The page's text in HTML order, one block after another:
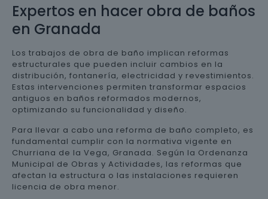
Expertos en hacer obra de baños
en Granada
Los trabajos de obra de baño implican reformas
estructurales que pueden incluir cambios en la
distribución, fontanería, electricidad y revestimientos.
Estas intervenciones permiten transformar espacios
antiguos en baños reformados modernos,
optimizando su funcionalidad y diseño.
Para llevar a cabo una reforma de baño completo, es
fundamental cumplir con la normativa vigente en
Churriana de la Vega, Granada. Según la Ordenanza
Municipal de Obras y Actividades, las reformas que
afectan la estructura o las instalaciones requieren
licencia de obra menor.